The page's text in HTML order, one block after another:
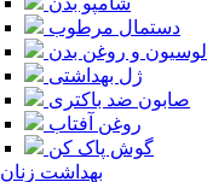
دستمال مرطوب
لوسیون و روغن بدن
ژل بهداشتی
صابون ضد باکتری
روغن آفتاب
گوش پاک کن
بهداشت زنان